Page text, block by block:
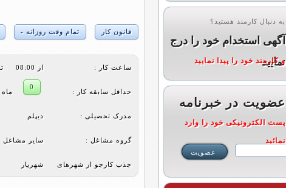
قانون کار تمام وقت روزانه -
ساعت کار : از 08:00 تا 17:00
حداقل سابقه کار :
0
ماه
مدرک تحصیلی : دیپلم
گروه مشاغل : ساير مشاغل
جذب کارجو از شهرهای شهریار
به دنبال کارمند هستید؟
آگهی استخدام خود را درج
نمایید
و کارمند خود را پیدا نمایید
عضویت در خبرنامه
پست الکترونیکی خود را وارد
نمائید